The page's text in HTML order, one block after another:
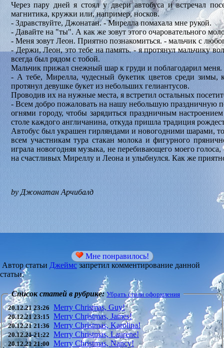
Через пару дней я стоял у двери автобуса и встречал
магнитика, кружки или, например, носков.
- Здравствуйте, Джонатан. - Мирелла помахала мне рукой.
- Давайте на "ты". А как же зовут этого очаровательного
- Меня зовут Леон. Приятно познакомиться. - мальчик с
- Держи, Леон, это тебе на память. - я протянул мальчику
всегда был рядом с тобой.
Мальчик прижал снежный шар к груди и поблагодарил меня.
- А тебе, Мирелла, чудесный букетик цветов среди
протянул девушке букет из небольших гелиантусов.
Проводив их на нужные места, я встретил остальных
- Всем добро пожаловать на нашу небольшую праздничную
огнями городу, чтобы зарядиться праздничным
столе каждого англичанина, откуда пришла традиция
Автобус был украшен гирляндами и новогодними шарами,
всем участникам тура стакан молока и фигурного
играла новогодняя музыка, не перебивающего моего
на счастливых Миреллу и Леона и улыбнулся. Как же
by Джонатан Арчибалд
Мне понравилось!
Автор статьи Джеймс запретил комментирование данной
статьи.
Список статей в рубрике: Убрать стили оформления
20.12.21 23:26 Merry Chrismas, Guy!
20.12.21 23:15 Merry Christmas, James!
20.12.21 21:36 Merry Christmas, Karolina!
20.12.21 21:22 Merry Christmas, Laurene!
20.12.21 21:00 Merry Christmas, Nancy!